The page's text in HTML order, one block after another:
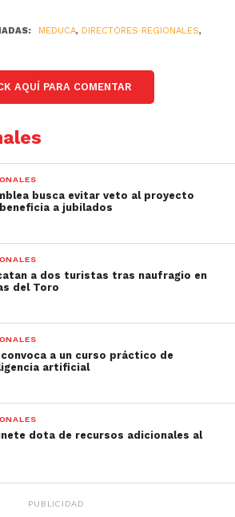
MEDUCA, DIRECTORES REGIONALES,
AQUÍ PARA COMENTAR
busca evitar veto al proyecto
a jubilados
a dos turistas tras naufragio en
del Toro
convoca a un curso práctico de
artificial
dota de recursos adicionales al
PUBLICIDAD